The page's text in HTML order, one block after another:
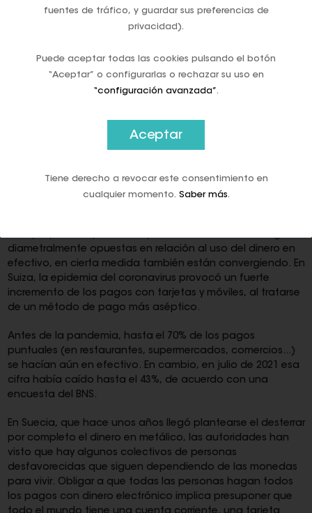
efectivo puede ser robado físicamente en un lugar, pero el
‘dinero digital’ puede ser robado en cualquier lugar y en
En Suecia, entre 2006 y 2016 la moneda en circulación
disponible ha caído a la mitad, siendo sólo el 1% de la
de cada seis suecos declaraba haber hecho una compra
reciente con dinero en efectivo. Y ya hay más de 4.000
personas que se han implantado un microchip en la mano
diametralmente opuestas en relación al uso del dinero en
efectivo, en cierta medida también están convergiendo. En
Suiza, la epidemia del coronavirus provocó un fuerte
incremento de los pagos con tarjetas y móviles, al tratarse
de un método de pago más aséptico.
Antes de la pandemia, hasta el 70% de los pagos
puntuales (en restaurantes, supermercados, comercios...)
se hacían aún en efectivo. En cambio, en julio de 2021 esa
cifra había caído hasta el 43%, de acuerdo con una
encuesta del BNS.
En Suecia, que hace unos años llegó plantearse el desterrar
por completo el dinero en metálico, las autoridades han
visto que hay algunos colectivos de personas
desfavorecidas que siguen dependiendo de las monedas
para vivir. Obligar a que todas las personas hagan todos
los pagos con dinero electrónico implica presuponer que
fuentes de tráfico, y guardar sus preferencias de
privacidad).
Puede aceptar todas las cookies pulsando el botón
“Aceptar” o configurarlas o rechazar su uso en
“configuración avanzada”.
Aceptar
Tiene derecho a revocar este consentimiento en
cualquier momento. Saber más.